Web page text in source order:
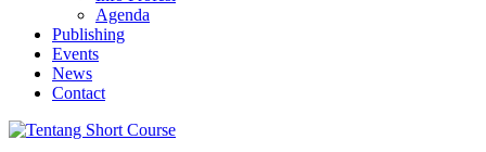
Agenda
Publishing
Events
News
Contact